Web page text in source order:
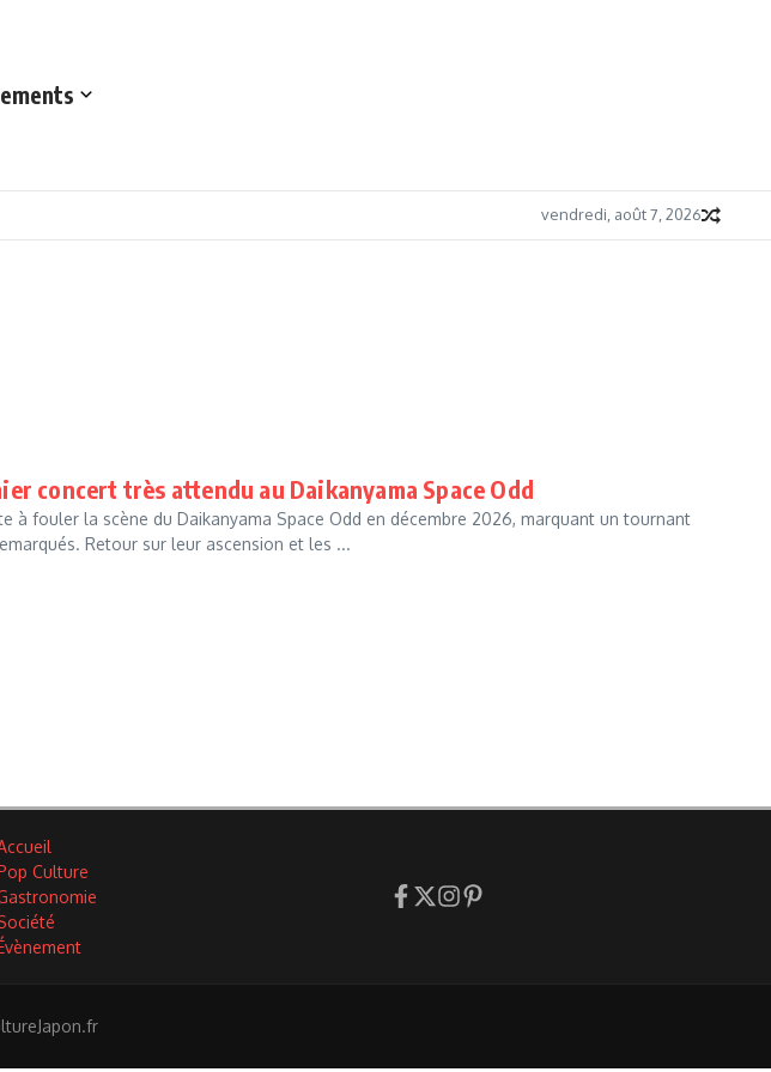
vendredi, août 7, 2026
concert très attendu au Daikanyama Space Odd
à fouler la scène du Daikanyama Space Odd en décembre 2026, marquant un tournant
Retour sur leur ascension et les ...
Culture